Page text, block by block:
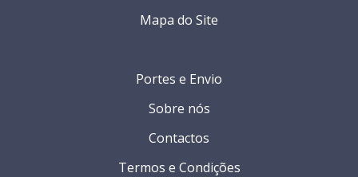
Portes e Envio
Sobre nós
Contactos
Termos e Condições
Mapa do Site